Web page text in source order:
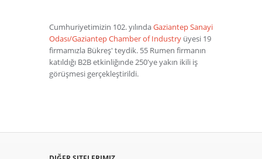
Cumhuriyetimizin 102. yılındaGaziantep Sanayi
Odası/Gaziantep Chamber of Industry üyesi 19
firmamızla Bükreş' teydik. 55 Rumen firmanın
katıldığı B2B etkinliğınde 250'ye yakın ikili iş
görüşmesi gerçekleştirildi.